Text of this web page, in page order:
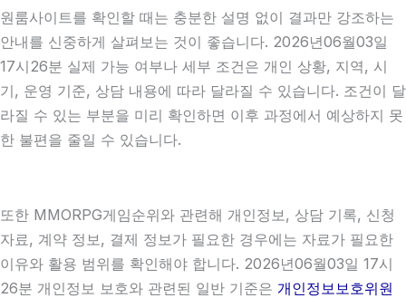
원룸사이트를 확인할 때는 충분한 설명 없이 결과만 강조하는
안내를 신중하게 살펴보는 것이 좋습니다. 2026년06월03일
17시26분 실제 가능 여부나 세부 조건은 개인 상황, 지역, 시
기, 운영 기준, 상담 내용에 따라 달라질 수 있습니다. 조건이 달
라질 수 있는 부분을 미리 확인하면 이후 과정에서 예상하지 못
한 불편을 줄일 수 있습니다.
또한 MMORPG게임순위와 관련해 개인정보, 상담 기록, 신청
자료, 계약 정보, 결제 정보가 필요한 경우에는 자료가 필요한
이유와 활용 범위를 확인해야 합니다. 2026년06월03일 17시
26분 개인정보 보호와 관련된 일반 기준은 개인정보보호위원